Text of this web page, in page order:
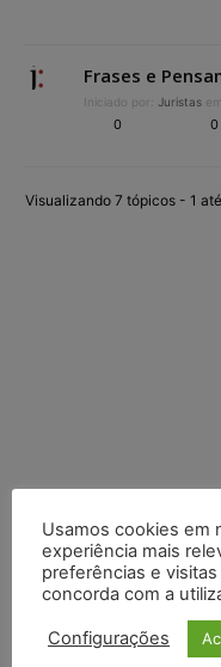
Frases e
Iniciado por: Juristas
0 0
Visualizando 7 tópicos - 1
Posts Recentes
Usamos cookies em
experiência mais
preferências e visitas
concorda com a
Configurações